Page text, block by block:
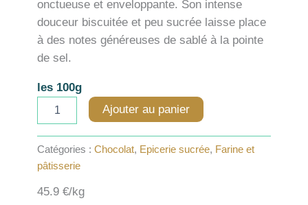
onctueuse et enveloppante. Son intense
douceur biscuitée et peu sucrée laisse place
à des notes généreuses de sablé à la pointe
de sel.
les 100g
Chocolat
Dulcey
35%
100g
Ajouter au panier
Catégories : Chocolat, Epicerie sucrée, Farine et
pâtisserie
45.9 €/kg